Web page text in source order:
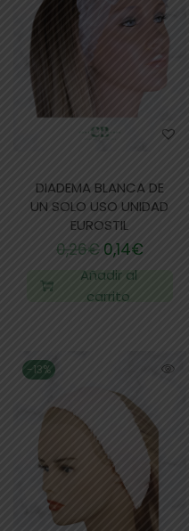
DIADEMA BLANCA DE
UN SOLO USO UNIDAD
EUROSTIL
0,26€ 0,14€
Añadir al
carrito
-13%